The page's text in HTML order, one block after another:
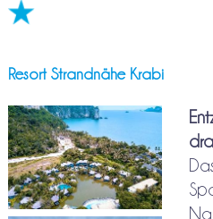
Resort Strandnähe Krabi